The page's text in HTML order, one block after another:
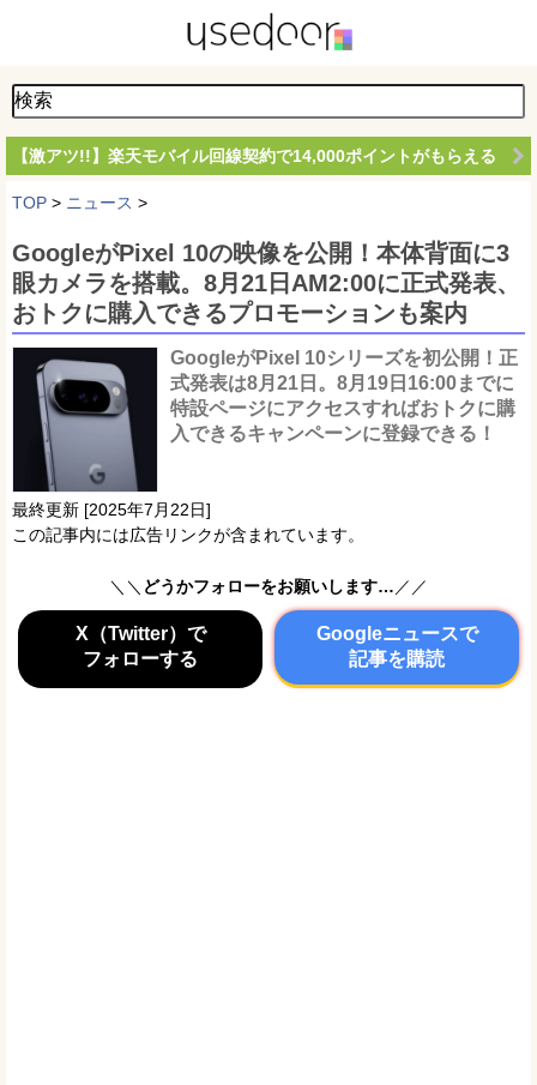
【激アツ!!】楽天モバイル回線契約で14,000ポイントがもらえる
TOP > ニュース >
GoogleがPixel 10の映像を公開！本体背面に3
眼カメラを搭載。8月21日AM2:00に正式発表、
おトクに購入できるプロモーションも案内
GoogleがPixel 10シリーズを初公開！正
式発表は8月21日。8月19日16:00までに
特設ページにアクセスすればおトクに購
入できるキャンペーンに登録できる！
最終更新 [2025年7月22日]
この記事内には広告リンクが含まれています。
＼＼ どうかフォローをお願いします… ／／
X（Twitter）で
フォローする
Googleニュースで
記事を購読